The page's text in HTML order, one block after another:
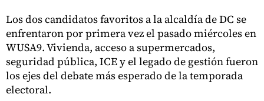
Los dos candidatos favoritos a la alcaldía de DC se
enfrentaron por primera vez el pasado miércoles en
WUSA9. Vivienda, acceso a supermercados,
seguridad pública, ICE y el legado de gestión fueron
los ejes del debate más esperado de la temporada
electoral.